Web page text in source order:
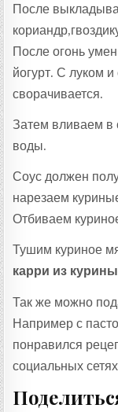
После
После огонь
йогурт. С луком
сворачивается.
Затем вливаем в
воды.
Соус должен
нарезаем
Отбиваем
Тушим куриное
карри из
Так же можно
Например с
понравился
социальных сетях